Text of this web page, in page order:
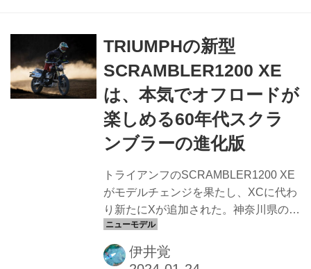
TRIUMPHの新型
SCRAMBLER1200 XE
は、本気でオフロードが
楽しめる60年代スクラ
ンブラーの進化版
トライアンフのSCRAMBLER1200 XE
がモデルチェンジを果たし、XCに代わ
り新たにXが追加された。神奈川県の採
石場で開催された試乗会では、
SCRAMBLER1200 XEの秘めたるオフ
ロード性能を存分に味わうことができ
伊井覚